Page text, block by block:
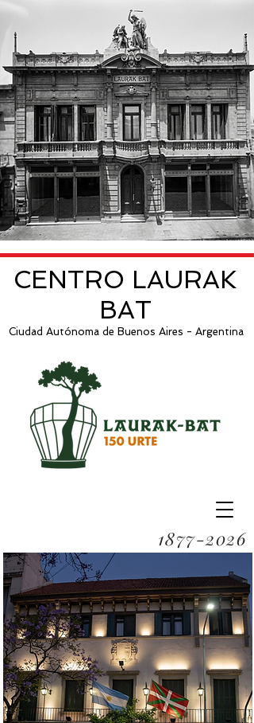
CENTRO LAURAK
BAT
Ciudad Autónoma de Buenos Aires - Argentina
1877-2026